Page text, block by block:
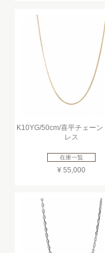
K10YG/50cm/喜平チェーン
レス
在庫一覧
¥ 55,000